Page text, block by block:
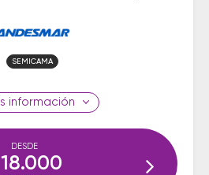
SEMICAMA
información
DESDE
18.000